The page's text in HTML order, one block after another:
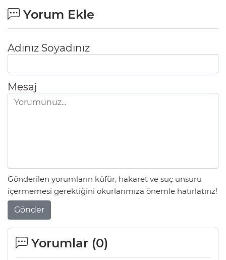
Yorum Ekle
Adınız Soyadınız
Mesaj
Gönderilen yorumların küfür, hakaret ve suç unsuru
içermemesi gerektiğini okurlarımıza önemle hatırlatırız!
Gönder
Yorumlar (0)